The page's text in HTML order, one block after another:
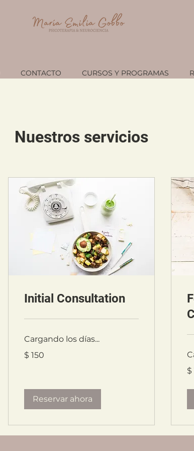
CONTACTO CURSOS Y PROGRAMAS
Nuestros servicios
Initial Consultation
Cargando los días...
150
pesos
$ 150
Reservar ahora
100
$